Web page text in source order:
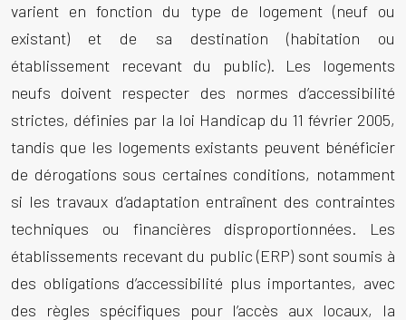
varient en fonction du type de logement (neuf ou
existant) et de sa destination (habitation ou
établissement recevant du public). Les logements
neufs doivent respecter des normes d’accessibilité
strictes, définies par la loi Handicap du 11 février 2005,
tandis que les logements existants peuvent bénéficier
de dérogations sous certaines conditions, notamment
si les travaux d’adaptation entraînent des contraintes
techniques ou financières disproportionnées. Les
établissements recevant du public (ERP) sont soumis à
des obligations d’accessibilité plus importantes, avec
des règles spécifiques pour l’accès aux locaux, la